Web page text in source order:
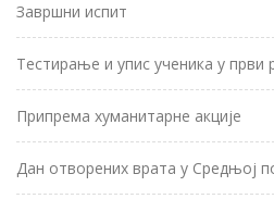
Завршни испит
Тестирање и упис ученика у први
Припрема хуманитарне акције
Дан отворених врата у Средњој